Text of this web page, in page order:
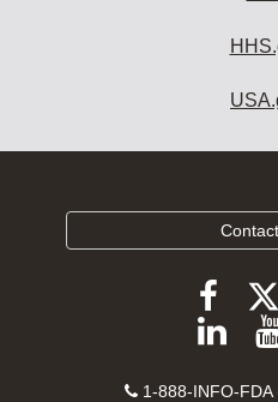
Contact
1-888-INFO-